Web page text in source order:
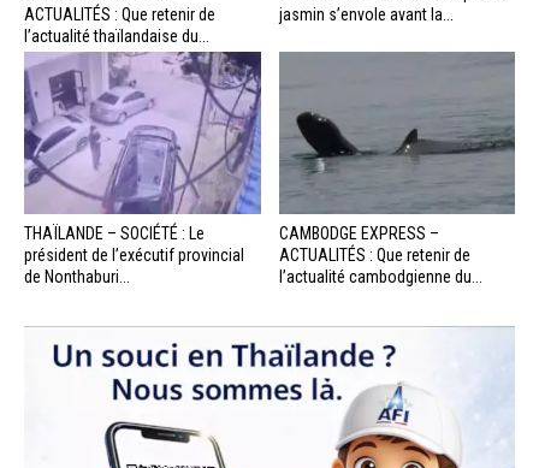
ACTUALITÉS : Que retenir de
l’actualité thaïlandaise du...
jasmin s’envole avant la...
THAÏLANDE – SOCIÉTÉ : Le
président de l’exécutif provincial
de Nonthaburi...
CAMBODGE EXPRESS –
ACTUALITÉS : Que retenir de
l’actualité cambodgienne du...